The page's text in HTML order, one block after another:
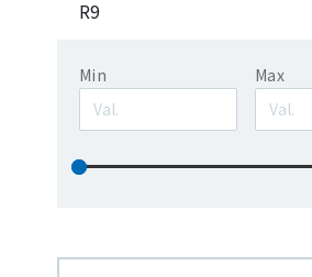
R9
Min Max